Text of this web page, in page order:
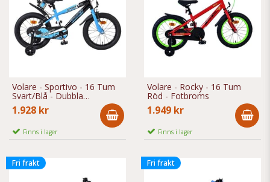
Volare - Sportivo - 16 Tum
Svart/Blå - Dubbla
Handbromsar
1.928 kr
Finns i lager
Volare - Rocky - 16 Tum
Röd - Fotbroms
1.949 kr
Finns i lager
Fri frakt Fri frakt